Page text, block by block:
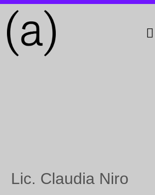
Lic. Claudia Niro